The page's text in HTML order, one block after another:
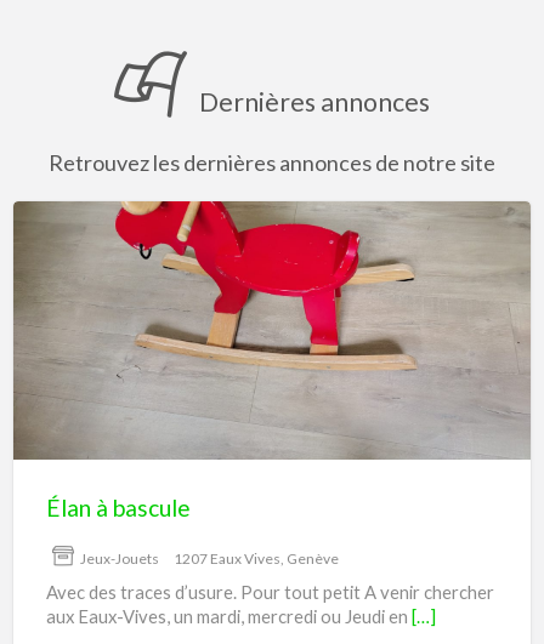
Dernières annonces
Retrouvez les dernières annonces de notre site
bascule
Élan à bascule
Jeux-Jouets 1207 Eaux Vives, Genève
Avec des traces d’usure. Pour tout petit A venir chercher
aux Eaux-Vives, un mardi, mercredi ou Jeudi en […]